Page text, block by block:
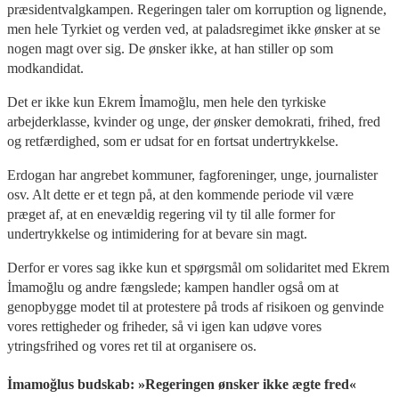
præsidentvalgkampen. Regeringen taler om korruption og lignende,
men hele Tyrkiet og verden ved, at paladsregimet ikke ønsker at se
nogen magt over sig. De ønsker ikke, at han stiller op som
modkandidat.
Det er ikke kun Ekrem İmamoğlu, men hele den tyrkiske
arbejderklasse, kvinder og unge, der ønsker demokrati, frihed, fred
og retfærdighed, som er udsat for en fortsat undertrykkelse.
Erdogan har angrebet kommuner, fagforeninger, unge, journalister
osv. Alt dette er et tegn på, at den kommende periode vil være
præget af, at en enevældig regering vil ty til alle former for
undertrykkelse og intimidering for at bevare sin magt.
Derfor er vores sag ikke kun et spørgsmål om solidaritet med Ekrem
İmamoğlu og andre fængslede; kampen handler også om at
genopbygge modet til at protestere på trods af risikoen og genvinde
vores rettigheder og friheder, så vi igen kan udøve vores
ytringsfrihed og vores ret til at organisere os.
İmamoğlus budskab: »Regeringen ønsker ikke ægte fred«